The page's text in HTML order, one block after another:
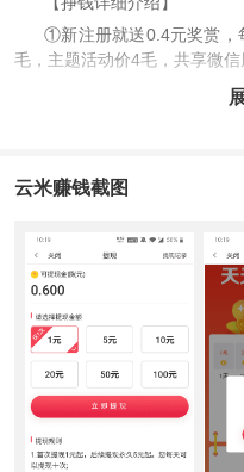
①新注册就送0.4元奖赏，
毛，主题活动价4毛，共享微
②收徒奖赏每名最大17元
信取现，后续永久5元起可提
平淡无奇的价格，这就是
体非常好，早期主题活动贴心
【联络官方网】
云米App碰到难题在App
云米赚钱截图